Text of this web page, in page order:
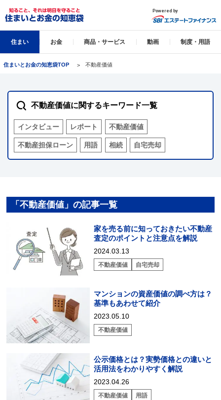
住まい お金 商品・サービス 動画 制度・用語
住まいとお金の知恵袋TOP 不動産価値
不動産価値に関するキーワード一覧
インタビュー レポート 不動産価値
不動産担保ローン 用語 相続 自宅売却
「不動産価値」の記事一覧
家を売る前に知っておきたい不動産
査定のポイントと注意点を解説
2024.03.13
不動産価値 自宅売却
マンションの資産価値の調べ方は？
基準もあわせて紹介
2023.05.10
不動産価値
公示価格とは？実勢価格との違いと
活用法をわかりやすく解説
2023.04.26
不動産価値 用語